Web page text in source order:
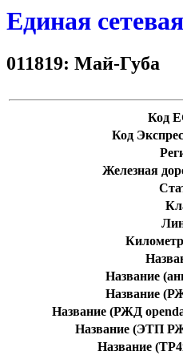
Единая
011819: Май-Губа
Код
Код
Железная
Название
Название
Название (РЖД
Название (ЭТП
Название